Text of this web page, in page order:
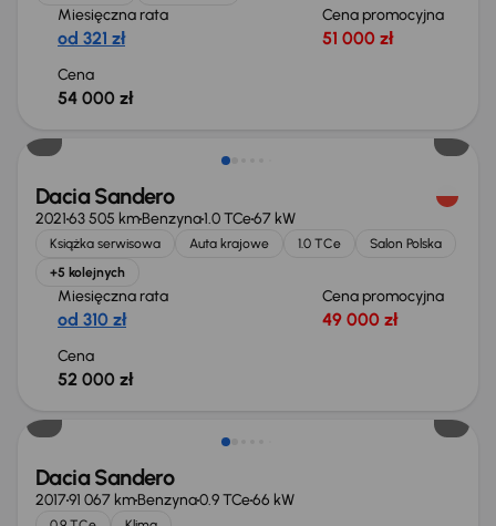
Miesięczna rata
od 321 zł
Cena promocyjna
51 000 zł
Cena
54 000 zł
Dacia Sandero
202163 505 kmBenzyna1.0 TCe67 kW
Książka serwisowa Auta krajowe 1.0 TCe
Salon Polska
+5 kolejnych
Miesięczna rata
od 310 zł
Cena promocyjna
49 000 zł
Cena
52 000 zł
Dacia Sandero
201791 067 kmBenzyna0.9 TCe66 kW